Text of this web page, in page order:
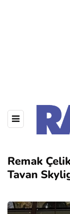
Remak
Tavan